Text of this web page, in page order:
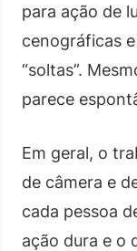
para ação de
cenográficas
“soltas”.
parece
Em geral, o
de câmera e
cada pessoa
ação dura e o